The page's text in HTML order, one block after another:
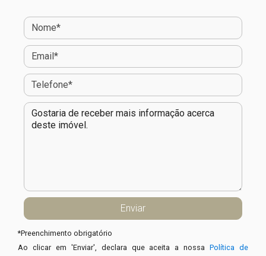
*Preenchimento obrigatório
Ao clicar em 'Enviar', declara que aceita a nossaPolítica de